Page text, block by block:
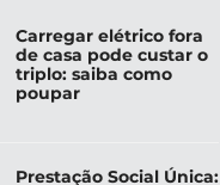
Carregar elétrico fora
de casa pode custar o
triplo: saiba como
poupar
Prestação Social Única: